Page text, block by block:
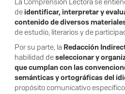
de identificar, interpretar y
contenido de diversos
de estudio, literarios y de
Por su parte, la Redacción
habilidad deseleccionar y
que cumplan con las
semánticas y ortográficas del
propósito comunicativo